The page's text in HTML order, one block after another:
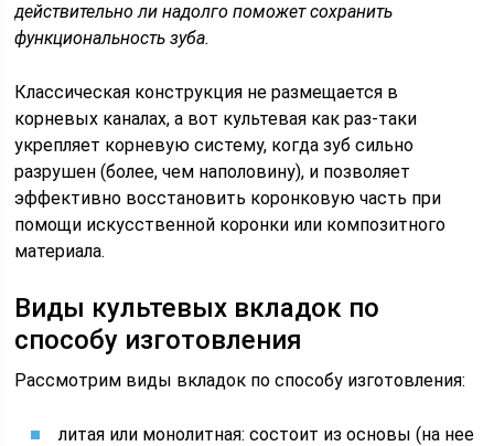
действительно ли надолго поможет сохранить
функциональность зуба.
Классическая конструкция не размещается в
корневых каналах, а вот культевая как раз-таки
укрепляет корневую систему, когда зуб сильно
разрушен (более, чем наполовину), и позволяет
эффективно восстановить коронковую часть при
помощи искусственной коронки или композитного
материала.
Виды культевых вкладок по
способу изготовления
Рассмотрим виды вкладок по способу изготовления:
литая или монолитная: состоит из основы (на нее